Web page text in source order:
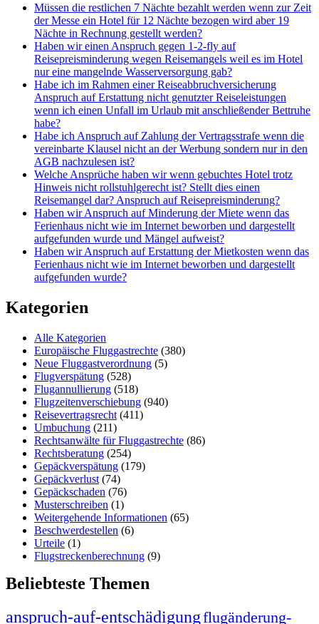
Müssen die restlichen 7 Nächte bezahlt werden wenn zur Zeit
der Messe ein Hotel für 12 Nächte bezogen wird aber 19
Nächte in Rechnung gestellt werden?
Haben wir einen Anspruch gegen 1-2-fly auf
Reisepreisminderung wegen Reisemangels weil es im Hotel
nur eine mangelnde Wasserversorgung gab?
Habe ich im Rahmen einer Reiseabbruchversicherung
Anspruch auf Erstattung nicht genutzter Reiseleistungen
wenn ich einen Unfall im Urlaub mit anschließender Bettruhe
habe?
Habe ich Anspruch auf Zahlung der Vertragsstrafe wenn die
vereinbarte Klausel nicht an der Werbung sondern nur in den
AGB nachzulesen ist?
Welche Ansprüche haben wir wenn gebuchtes Hotel trotz
Hinweis nicht rollstuhlgerecht ist? Stellt dies einen
Reisemangel dar? Anspruch auf Reisepreisminderung?
Haben wir Anspruch auf Minderung der Miete wenn das
Ferienhaus nicht wie im Internet beworben und dargestellt
aufgefunden wurde und Mängel aufweist?
Haben wir Anspruch auf Erstattung der Mietkosten wenn das
Ferienhaus nicht wie im Internet beworben und dargestellt
aufgefunden wurde?
Kategorien
Alle Kategorien
Europäische Fluggastrechte (380)
Neue Fluggastverordnung (5)
Flugverspätung (528)
Flugannullierung (518)
Flugzeitenverschiebung (940)
Reisevertragsrecht (411)
Umbuchung (211)
Rechtsanwälte für Fluggastrechte (86)
Rechtsberatung (254)
Gepäckverspätung (179)
Gepäckverlust (74)
Gepäckschaden (76)
Musterschreiben (1)
Weitergehende Informationen (65)
Beschwerdestellen (6)
Urteile (1)
Flugstreckenberechnung (9)
Beliebteste Themen
anspruch-auf-entschädigungflugänderung-